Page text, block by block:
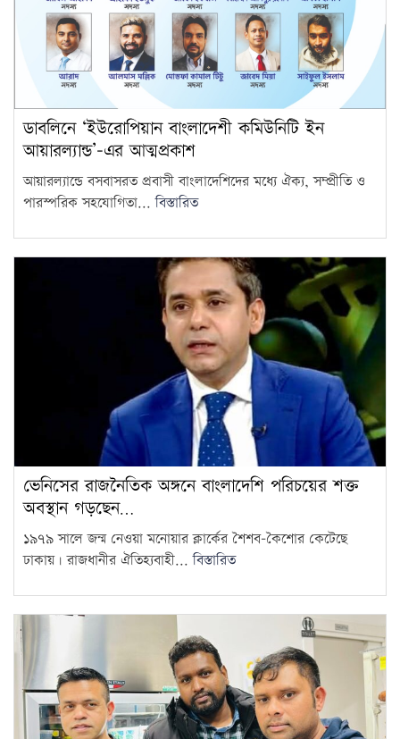
ডাবলিনে ‘ইউরোপিয়ান বাংলাদেশী কমিউনিটি ইন
আয়ারল্যান্ড’-এর আত্মপ্রকাশ
আয়ারল্যান্ডে বসবাসরত প্রবাসী বাংলাদেশিদের মধ্যে ঐক্য, সম্প্রীতি ও
পারস্পরিক সহযোগিতা...বিস্তারিত
ভেনিসের রাজনৈতিক অঙ্গনে বাংলাদেশি পরিচয়ের শক্ত
অবস্থান গড়ছেন…
১৯৭৯ সালে জন্ম নেওয়া মনোয়ার ক্লার্কের শৈশব-কৈশোর কেটেছে
ঢাকায়। রাজধানীর ঐতিহ্যবাহী...বিস্তারিত